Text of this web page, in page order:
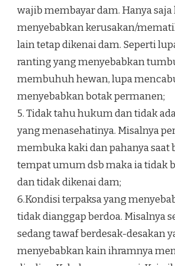
wajib membayar dam. Hanya saja
menyebabkan kerusakan/
lain tetap dikenai dam. Seperti
ranting yang menyebabkan
membuhuh hewan, lupa
menyebabkan botak permanen;
5. Tidak tahu hukum dan tidak
yang menasehatinya. Misalnya
membuka kaki dan pahanya saat
tempat umum dsb maka ia tidak
dan tidak dikenai dam;
6.Kondisi terpaksa yang
tidak dianggap berdoa. Misalnya
sedang tawaf berdesak-desakan
menyebabkan kain ihramnya